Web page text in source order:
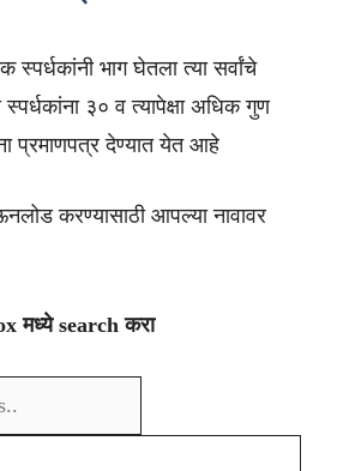
भाग घेतला त्या सर्वांचे
स्पर्धकांना ३० व त्यापेक्षा अधिक गुण
प्रमाणपत्र देण्यात येत आहे
करण्यासाठी आपल्या नावावर
मध्ये search करा